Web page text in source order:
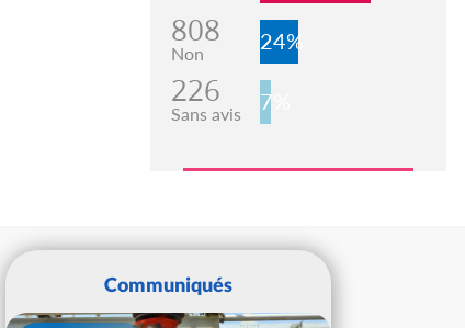
808
Non 24%
226
Sans avis 7%
Communiqués